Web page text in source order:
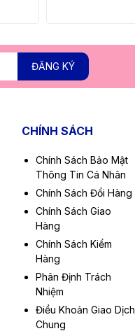
ĐĂNG KÝ
CHÍNH SÁCH
Chính Sách Bảo Mật
Thông Tin Cá Nhân
Chính Sách Đổi Hàng
Chính Sách Giao
Hàng
Chính Sách Kiểm
Hàng
Phân Định Trách
Nhiệm
Điều Khoản Giao Dịch
Chung